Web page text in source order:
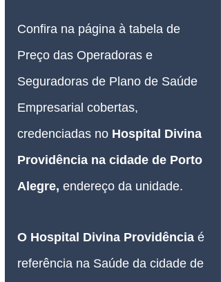
Confira na página à tabela de
Preço das Operadoras e
Seguradoras de Plano de Saúde
Empresarial cobertas,
credenciadas no Hospital Divina
Providência na cidade de Porto
Alegre, endereço da unidade.
O Hospital Divina Providência é
referência na Saúde da cidade de